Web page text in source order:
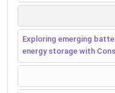
Exploring emerging
energy storage with